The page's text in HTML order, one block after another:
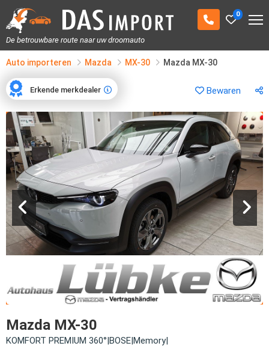
0
De betrouwbare route naar uw droomauto
Auto importeren Mazda MX-30 Mazda MX-30
Bewaren
Erkende merkdealer
Erkende merkdealer
Mazda MX-30
KOMFORT PREMIUM 360°|BOSE|Memory|